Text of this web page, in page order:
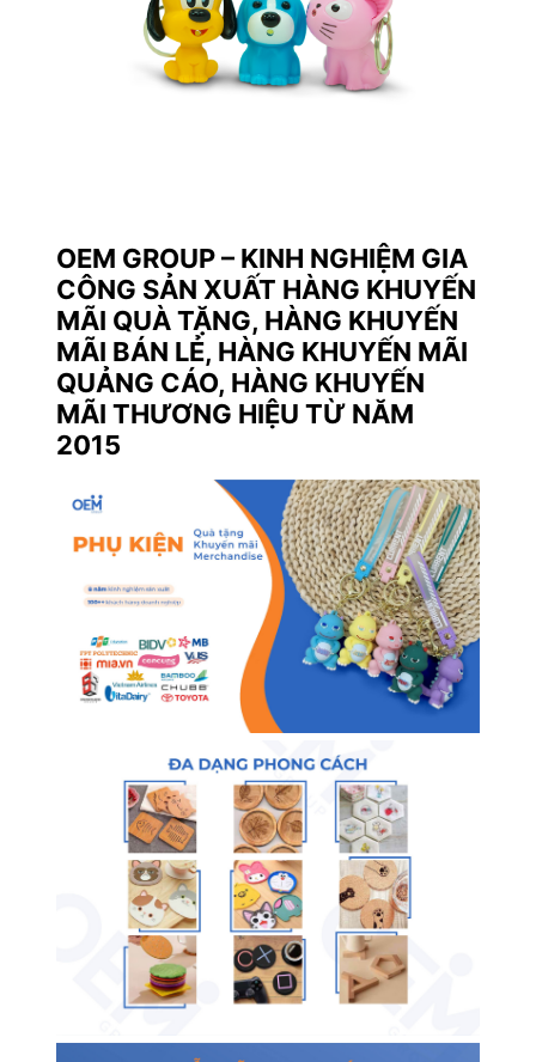
OEM GROUP – KINH NGHIỆM GIA
CÔNG SẢN XUẤT HÀNG KHUYẾN
MÃI QUÀ TẶNG, HÀNG KHUYẾN
MÃI BÁN LẺ, HÀNG KHUYẾN MÃI
QUẢNG CÁO, HÀNG KHUYẾN
MÃI THƯƠNG HIỆU TỪ NĂM
2015